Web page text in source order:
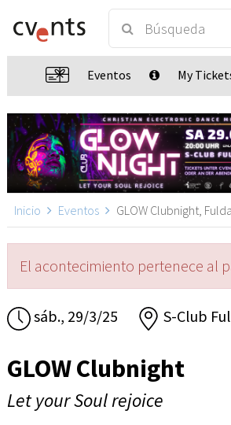
Eventos My
Inicio Eventos GLOW Clubnight, Fulda
El acontecimiento pertenece al
sáb., 29/3/25 S-Club
GLOW Clubnight
Let your Soul rejoice